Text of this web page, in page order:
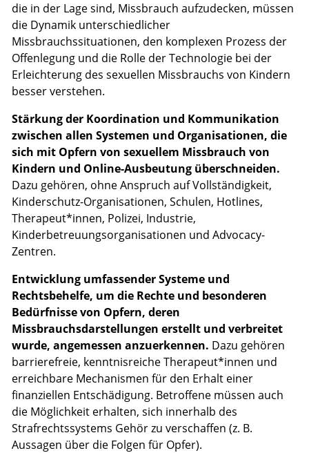
die in der Lage sind, Missbrauch aufzudecken, müssen
die Dynamik unterschiedlicher
Missbrauchssituationen, den komplexen Prozess der
Offenlegung und die Rolle der Technologie bei der
Erleichterung des sexuellen Missbrauchs von Kindern
besser verstehen.
Stärkung der Koordination und Kommunikation
zwischen allen Systemen und Organisationen, die
sich mit Opfern von sexuellem Missbrauch von
Kindern und Online-Ausbeutung überschneiden.
Dazu gehören, ohne Anspruch auf Vollständigkeit,
Kinderschutz-Organisationen, Schulen, Hotlines,
Therapeut*innen, Polizei, Industrie,
Kinderbetreuungsorganisationen und Advocacy-
Zentren.
Entwicklung umfassender Systeme und
Rechtsbehelfe, um die Rechte und besonderen
Bedürfnisse von Opfern, deren
Missbrauchsdarstellungen erstellt und verbreitet
wurde, angemessen anzuerkennen. Dazu gehören
barrierefreie, kenntnisreiche Therapeut*innen und
erreichbare Mechanismen für den Erhalt einer
finanziellen Entschädigung. Betroffene müssen auch
die Möglichkeit erhalten, sich innerhalb des
Strafrechtssystems Gehör zu verschaffen (z. B.
Aussagen über die Folgen für Opfer).